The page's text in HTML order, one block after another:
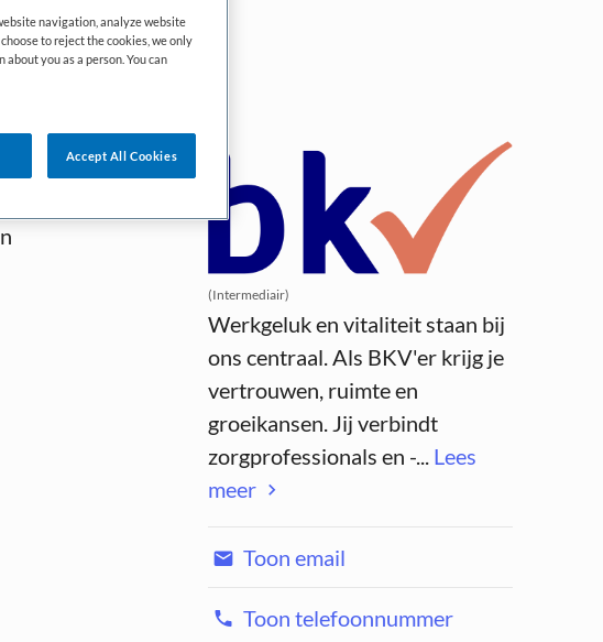
(Intermediair)
Werkgeluk en vitaliteit staan bij
ons centraal. Als BKV'er krijg je
vertrouwen, ruimte en
groeikansen. Jij verbindt
zorgprofessionals en -... Lees
meer
Toon email
Toon telefoonnummer
navigation, analyze website
to reject the cookies, we only
you as a person. You can
Accept All Cookies